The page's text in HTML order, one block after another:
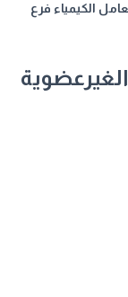
الكيمياء فرع
الغيرعضوية